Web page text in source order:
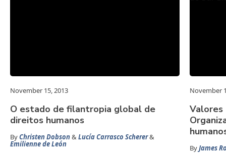
November 15, 2013
O estado de filantropia global de
direitos humanos
ByChristen Dobson&Lucía Carrasco Scherer&
Emilienne de León
November
Valores
ByJames